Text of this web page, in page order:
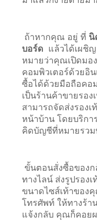
ถ้าหากคุณ อยู่ ที่ นิ
บอร์ด แล้วได้เผชิ
หมายว่าคุณเปิดมอ
คอมพิวเตอร์ด้วยอิ
ซื้อได้ด้วยมือถือคอม
เป็นร้านค้าขายรอง
สามารถจัดส่งรองเ
หน้าบ้าน โดยบริกา
คิดบัญชีที่หมายรวม
ขั้นตอนสั่งซื้อของก
ทางไลน์ ส่งรูปรอง
ขนาดไซส์เท้าของ
โทรศัพท์ ให้ทางร้า
แจ้งกลับ คุณก็คอย